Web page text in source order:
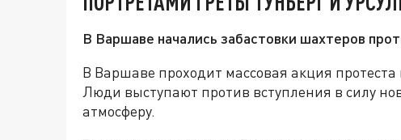
В Варшаве начались забастовки шахтеров
В Варшаве проходит массовая акция
Люди выступают против вступления в силу
атмосферу.